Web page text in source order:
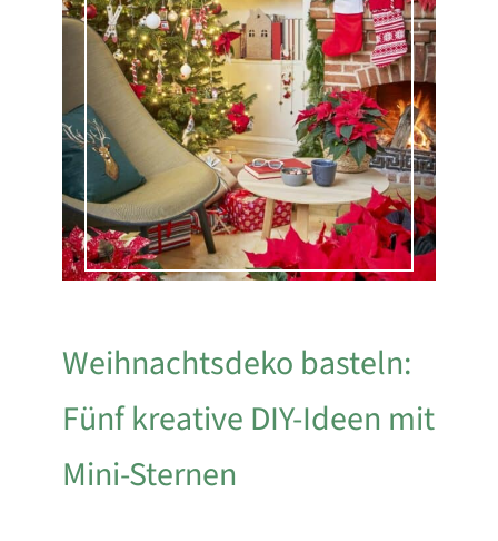
Weihnachtsdeko basteln:
Fünf kreative DIY-Ideen mit
Mini-Sternen